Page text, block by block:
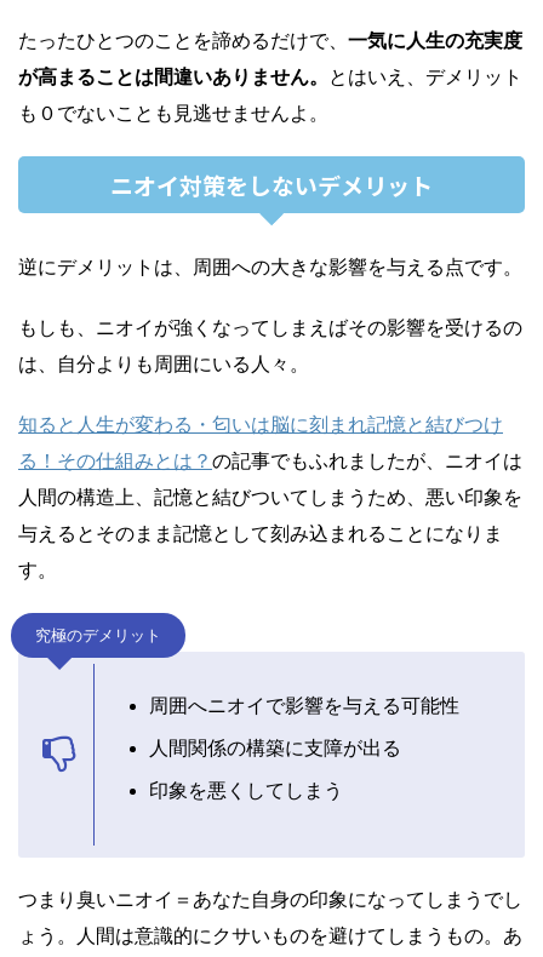
たったひとつのことを諦めるだけで、 一気に人生の充実度
が高まることは間違いありません。
とはいえ、デメリット
も０でないことも見逃せませんよ。
ニオイ対策をしないデメリット
逆にデメリットは、周囲への大きな影響を与える点です。
もしも、ニオイが強くなってしまえばその影響を受けるの
は、自分よりも周囲にいる人々。
知ると人生が変わる・匂いは脳に刻まれ記憶と結びつけ
る！その仕組みとは？ の記事でもふれましたが、ニオイは
人間の構造上、記憶と結びついてしまうため、悪い印象を
与えるとそのまま記憶として刻み込まれることになりま
す。
究極のデメリット
周囲へニオイで影響を与える可能性
人間関係の構築に支障が出る
印象を悪くしてしまう
つまり臭いニオイ＝あなた自身の印象になってしまうでし
ょう。人間は意識的にクサいものを避けてしまうもの。あ